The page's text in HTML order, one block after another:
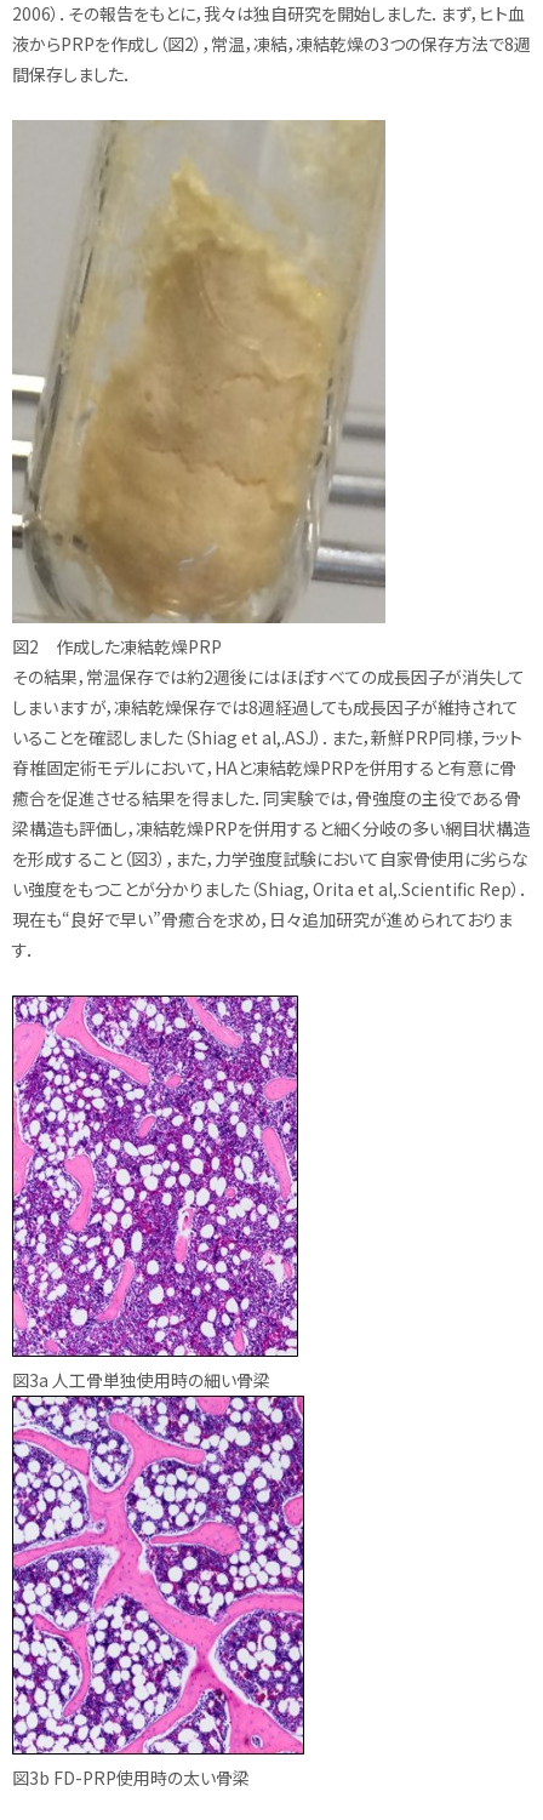
2006）．その報告をもとに，我々は独自研究を開始しました．まず，ヒト血
液からPRPを作成し（図2），常温，凍結，凍結乾燥の3つの保存方法で8週
間保存しました．
図2 作成した凍結乾燥PRP
その結果，常温保存では約2週後にはほぼすべての成長因子が消失して
しまいますが，凍結乾燥保存では8週経過しても成長因子が維持されて
いることを確認しました（Shiag et al,.ASJ）．また，新鮮PRP同様，ラット
脊椎固定術モデルにおいて，HAと凍結乾燥PRPを併用すると有意に骨
癒合を促進させる結果を得ました．同実験では，骨強度の主役である骨
梁構造も評価し，凍結乾燥PRPを併用すると細く分岐の多い網目状構造
を形成すること（図3），また，力学強度試験において自家骨使用に劣らな
い強度をもつことが分かりました（Shiag, Orita et al,.Scientific Rep）．
現在も“良好で早い”骨癒合を求め，日々追加研究が進められておりま
す．
図3a 人工骨単独使用時の細い骨梁
図3b FD-PRP使用時の太い骨梁